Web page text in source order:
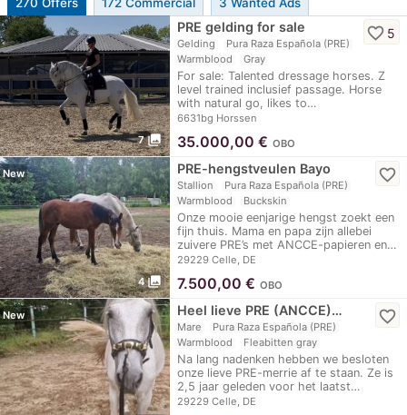
7 photo_library
PRE gelding for sale
Gelding
Pura Raza Española (PRE)
Warmblood
Gray
For sale: Talented dressage horses. Z
level trained inclusief passage. Horse
with natural go, likes to…
6631bg Horssen
favorite_border 5
35.000,00 € OBO
4 photo_library
New PRE-hengstveulen Bayo
Stallion
Pura Raza Española (PRE)
Warmblood
Buckskin
Onze mooie eenjarige hengst zoekt een
fijn thuis. Mama en papa zijn allebei
zuivere PRE’s met ANCCE-papieren en…
29229 Celle, DE
favorite_border
7.500,00 € OBO
New Heel lieve PRE (ANCCE)…
Mare
Pura Raza Española (PRE)
Warmblood
Fleabitten gray
Na lang nadenken hebben we besloten
onze lieve PRE-merrie af te staan. Ze is
2,5 jaar geleden voor het laatst…
29229 Celle, DE
favorite_border